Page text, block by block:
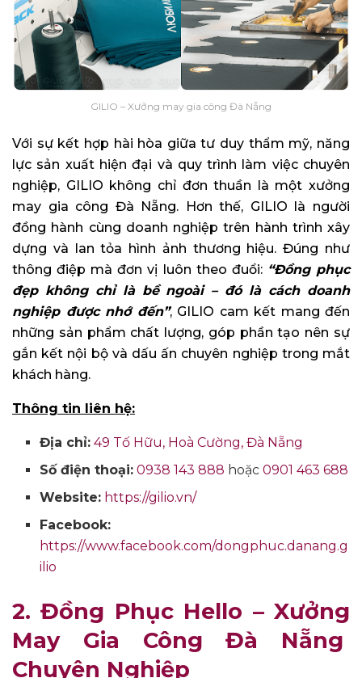
GILIO – Xưởng may gia công Đà Nẵng
Với sự kết hợp hài hòa giữa tư duy thẩm mỹ, năng
lực sản xuất hiện đại và quy trình làm việc chuyên
nghiệp, GILIO không chỉ đơn thuần là một xưởng
may gia công Đà Nẵng. Hơn thế, GILIO là người
đồng hành cùng doanh nghiệp trên hành trình xây
dựng và lan tỏa hình ảnh thương hiệu. Đúng như
thông điệp mà đơn vị luôn theo đuổi: “Đồng phục
đẹp không chỉ là bề ngoài – đó là cách doanh
nghiệp được nhớ đến”, GILIO cam kết mang đến
những sản phẩm chất lượng, góp phần tạo nên sự
gắn kết nội bộ và dấu ấn chuyên nghiệp trong mắt
khách hàng.
Thông tin liên hệ:
Địa chỉ: 49 Tố Hữu, Hoà Cường, Đà Nẵng
Số điện thoại: 0938 143 888 hoặc0901 463 688
Website: https://gilio.vn/
Facebook:
https://www.facebook.com/dongphuc.danang.g
ilio
2. Đồng Phục Hello – Xưởng
May Gia Công Đà Nẵng
Chuyên Nghiệp